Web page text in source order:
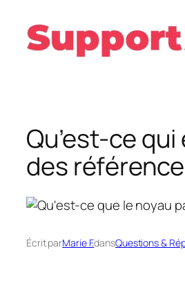
contenu
Qu’est-ce qui
des
Écrit parMarie F.dansQuestions &